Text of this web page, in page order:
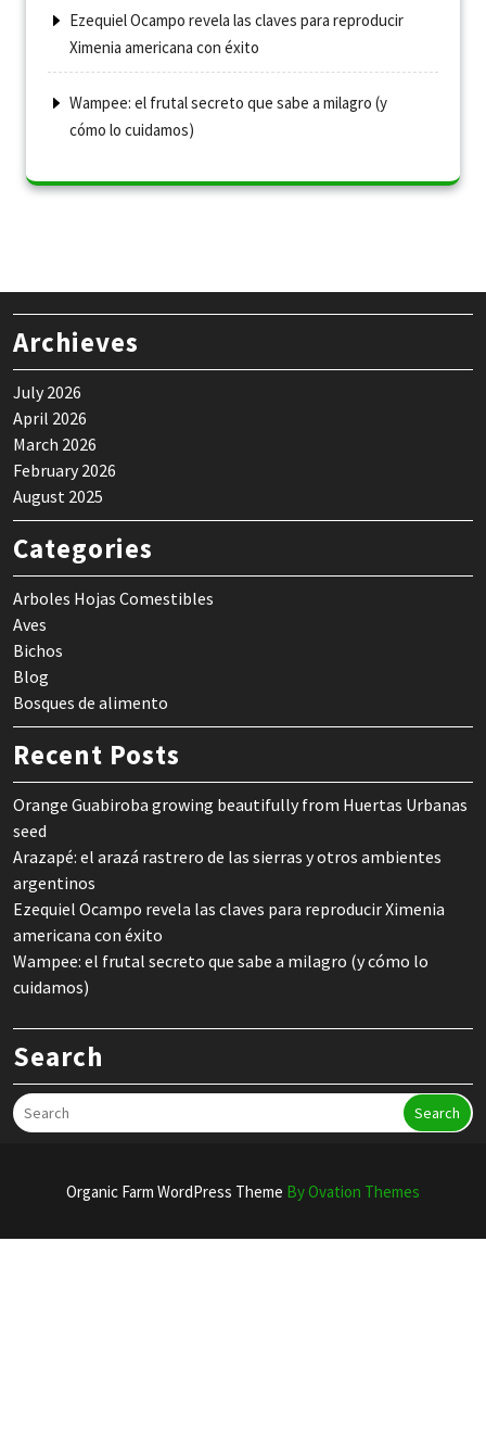
Ezequiel Ocampo revela las claves para reproducir
Ximenia americana con éxito
Wampee: el frutal secreto que sabe a milagro (y
cómo lo cuidamos)
Archieves
July 2026
April 2026
March 2026
February 2026
August 2025
Categories
Arboles Hojas Comestibles
Aves
Bichos
Blog
Bosques de alimento
Recent Posts
Orange Guabiroba growing beautifully from Huertas Urbanas
seed
Arazapé: el arazá rastrero de las sierras y otros ambientes
argentinos
Ezequiel Ocampo revela las claves para reproducir Ximenia
americana con éxito
Wampee: el frutal secreto que sabe a milagro (y cómo lo
cuidamos)
Search
Search
Organic Farm WordPress Theme By Ovation Themes